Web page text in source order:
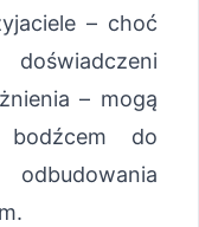
– choć
– mogą
bodźcem do